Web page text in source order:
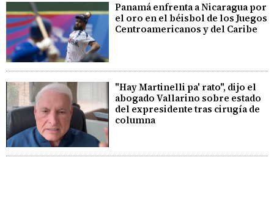
Panamá enfrenta a Nicaragua por
el oro en el béisbol de los Juegos
Centroamericanos y del Caribe
"Hay Martinelli pa' rato", dijo el
abogado Vallarino sobre estado
del expresidente tras cirugía de
columna